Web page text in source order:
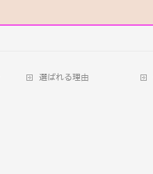
選ばれる理由